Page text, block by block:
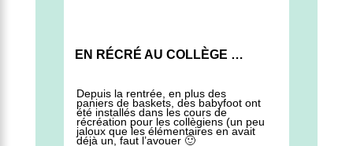
EN RÉCRÉ AU COLLÈGE …
Depuis la rentrée, en plus des
paniers de baskets, des babyfoot ont
été installés dans les cours de
récréation pour les collègiens (un peu
jaloux que les élémentaires en avait
déjà un, faut l’avouer 🙂